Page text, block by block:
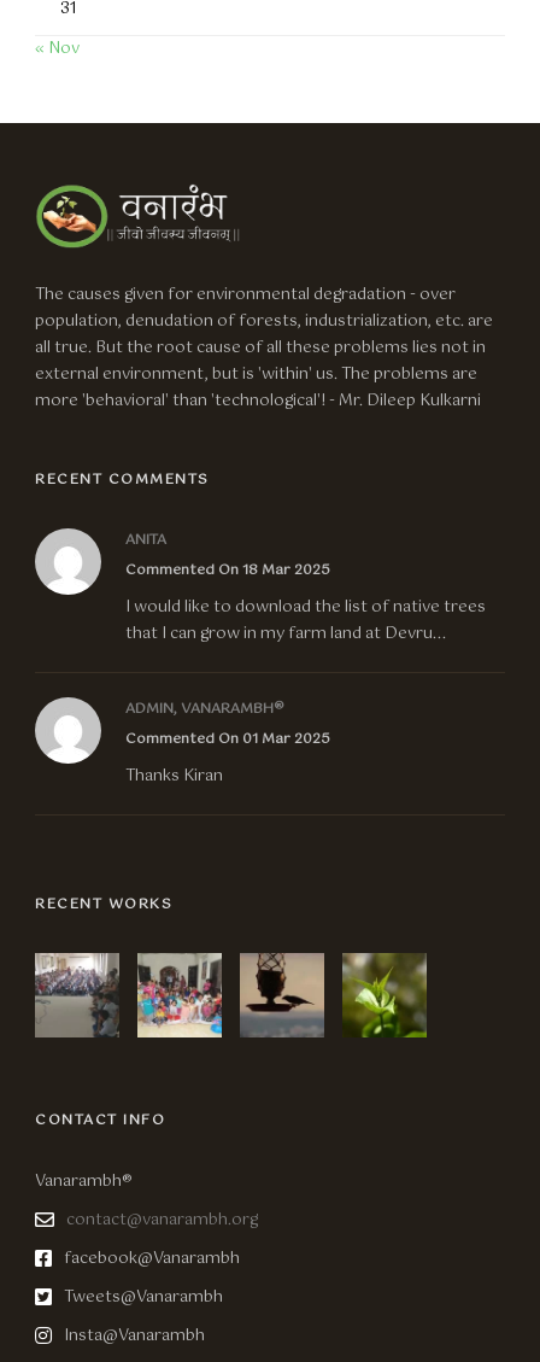
31
« Nov
The causes given for environmental degradation - over
population, denudation of forests, industrialization, etc. are
all true. But the root cause of all these problems lies not in
external environment, but is 'within' us. The problems are
more 'behavioral' than 'technological'! - Mr. Dileep Kulkarni
RECENT COMMENTS
ANITA
Commented On 18 Mar 2025
I would like to download the list of native trees
that I can grow in my farm land at Devru...
ADMIN, VANARAMBH®
Commented On 01 Mar 2025
Thanks Kiran
RECENT WORKS
CONTACT INFO
Vanarambh®
contact@vanarambh.org
facebook@Vanarambh
Tweets@Vanarambh
Insta@Vanarambh